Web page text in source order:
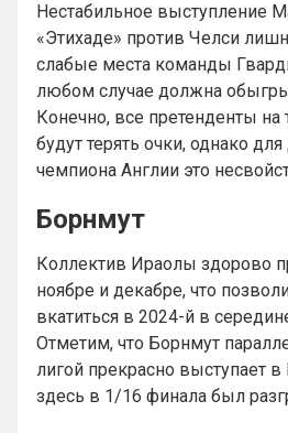
Нестабильное выступление
«Этихаде» против Челси
слабые места команды
любом случае должна
Конечно, все претенденты
будут терять очки, однако
чемпиона Англии это
Борнмут
Коллектив Ираолы здорово
ноябре и декабре, что
вкатиться в 2024-й в
Отметим, что Борнмут
лигой прекрасно выступает
здесь в 1/16 финала был